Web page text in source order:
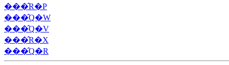
���̂R�P
���̂Q�W
���̂Q�V
���̂R�X
���̂Q�R